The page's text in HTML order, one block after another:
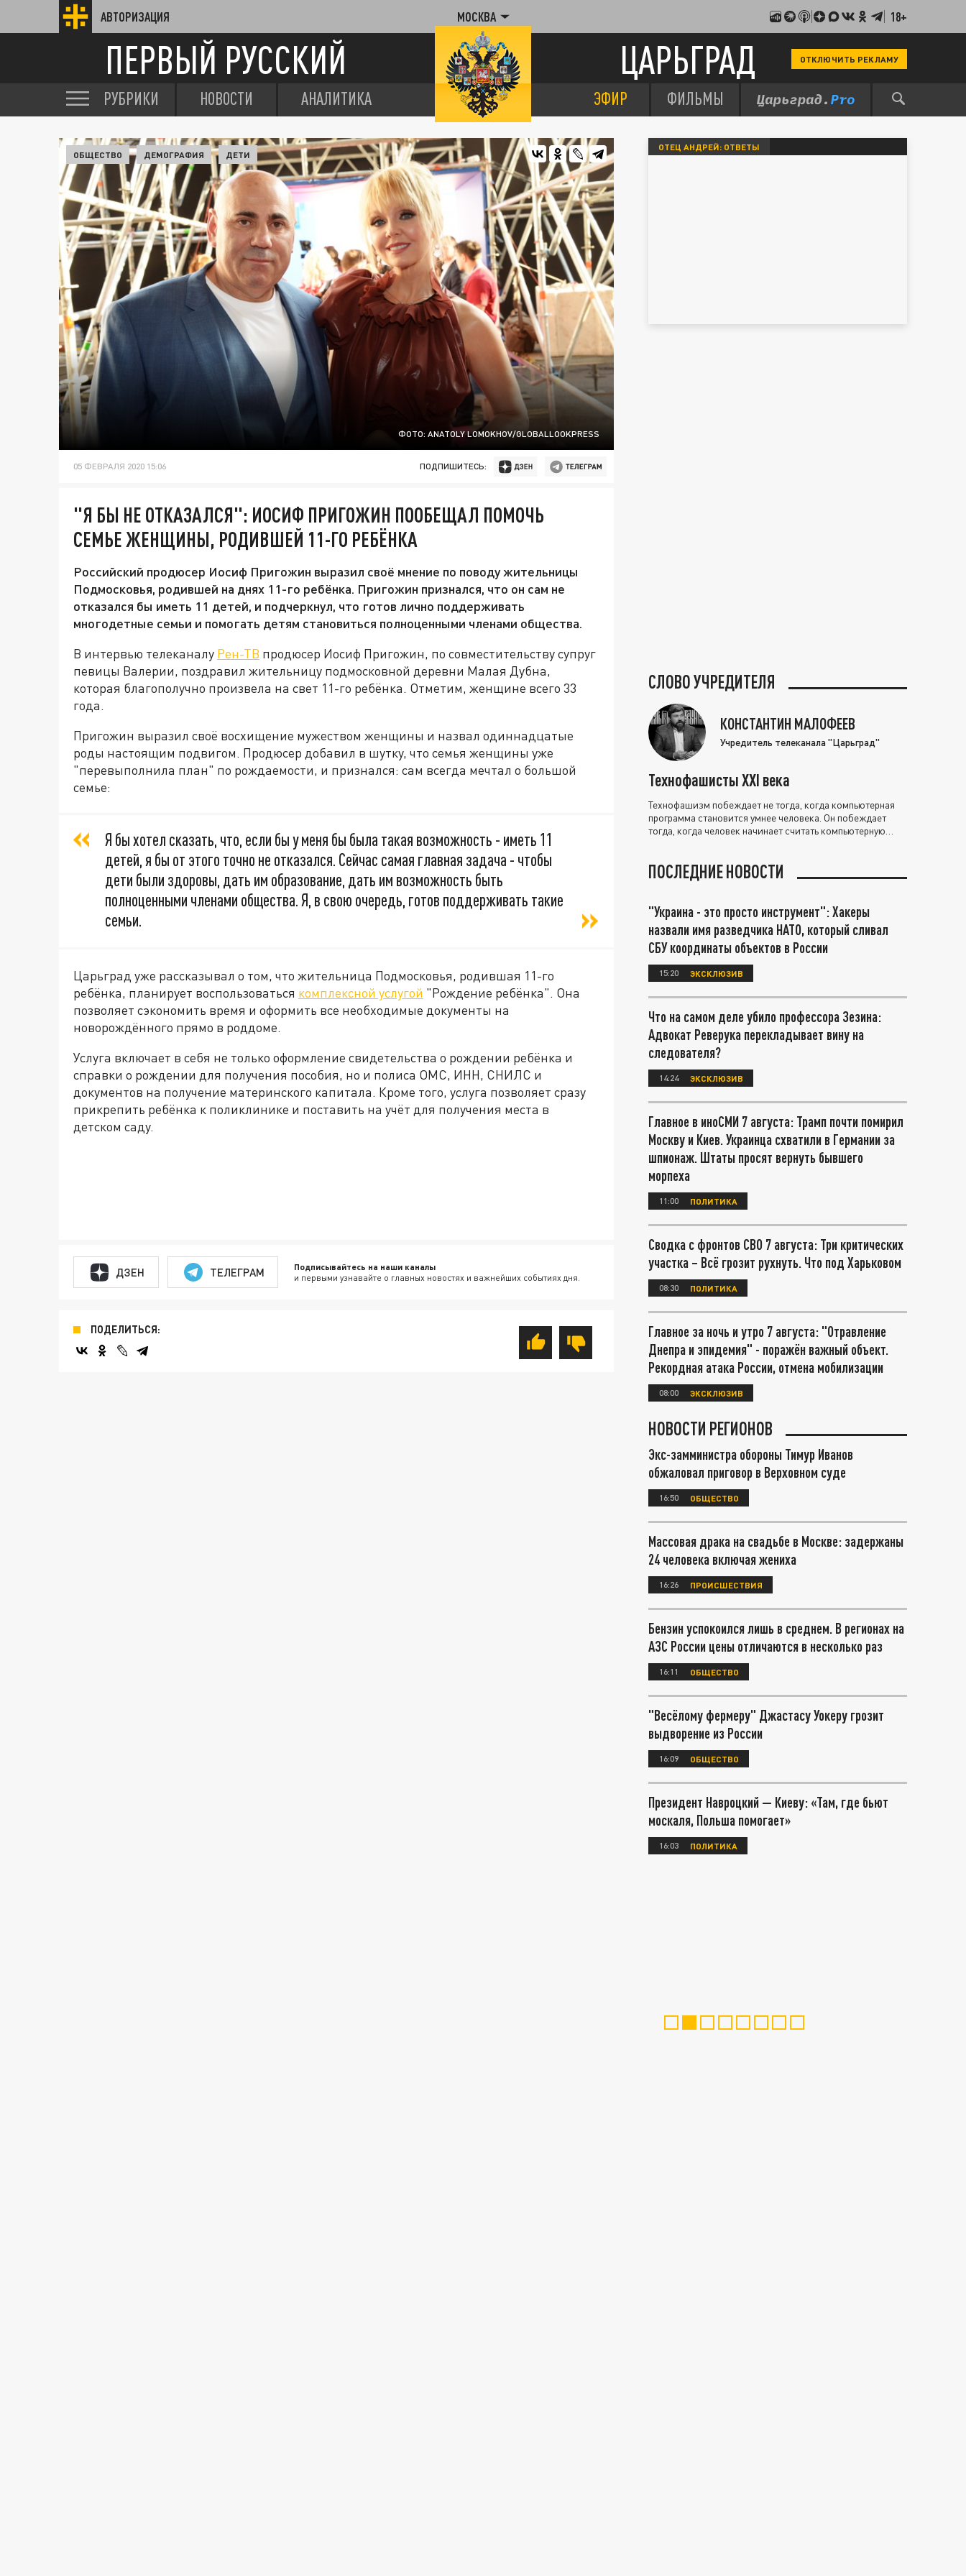
АВТОРИЗАЦИЯ МОСКВА 18+
ПЕРВЫЙ РУССКИЙ ЦАРЬГРАД ОТКЛЮЧИТЬ РЕКЛАМУ
РУБРИКИ НОВОСТИ АНАЛИТИКА ЭФИР ФИЛЬМЫ
ФОТО: ANATOLY LOMOKHOV/GLOBALLOOKPRESS
ОБЩЕСТВО ДЕМОГРАФИЯ ДЕТИ
05 ФЕВРАЛЯ 2020 15:06 ПОДПИШИТЕСЬ:
"Я БЫ НЕ ОТКАЗАЛСЯ": ИОСИФ ПРИГОЖИН ПООБЕЩАЛ ПОМОЧЬ
СЕМЬЕ ЖЕНЩИНЫ, РОДИВШЕЙ 11-ГО РЕБЁНКА
Российский продюсер Иосиф Пригожин выразил своё мнение по поводу жительницы
Подмосковья, родившей на днях 11-го ребёнка. Пригожин признался, что он сам не
отказался бы иметь 11 детей, и подчеркнул, что готов лично поддерживать
многодетные семьи и помогать детям становиться полноценными членами общества.
В интервью телеканалу Рен-ТВ продюсер Иосиф Пригожин, по совместительству супруг
певицы Валерии, поздравил жительницу подмосковной деревни Малая Дубна,
которая благополучно произвела на свет 11-го ребёнка. Отметим, женщине всего 33
года.
Пригожин выразил своё восхищение мужеством женщины и назвал одиннадцатые
роды настоящим подвигом. Продюсер добавил в шутку, что семья женщины уже
"перевыполнила план" по рождаемости, и признался: сам всегда мечтал о большой
семье:
Я бы хотел сказать, что, если бы у меня бы была такая возможность - иметь 11
детей, я бы от этого точно не отказался. Сейчас самая главная задача - чтобы
дети были здоровы, дать им образование, дать им возможность быть
полноценными членами общества. Я, в свою очередь, готов поддерживать такие
семьи.
Царьград уже рассказывал о том, что жительница Подмосковья, родившая 11-го
ребёнка, планирует воспользоваться комплексной услугой "Рождение ребёнка". Она
позволяет сэкономить время и оформить все необходимые документы на
новорождённого прямо в роддоме.
Услуга включает в себя не только оформление свидетельства о рождении ребёнка и
справки о рождении для получения пособия, но и полиса ОМС, ИНН, СНИЛС и
документов на получение материнского капитала. Кроме того, услуга позволяет сразу
прикрепить ребёнка к поликлинике и поставить на учёт для получения места в
детском саду.
ДЗЕН ТЕЛЕГРАМ Подписывайтесь на наши каналы
и первыми узнавайте о главных новостях и важнейших событиях дня.
ПОДЕЛИТЬСЯ:
ОТЕЦ АНДРЕЙ: ОТВЕТЫ
СЛОВО УЧРЕДИТЕЛЯ
КОНСТАНТИН МАЛОФЕЕВ
Учредитель телеканала "Царьград"
Технофашисты XXI века
Технофашизм побеждает не тогда, когда компьютерная
программа становится умнее человека. Он побеждает
тогда, когда человек начинает считать компьютерную
ПОСЛЕДНИЕ НОВОСТИ
"Украина - это просто инструмент": Хакеры
назвали имя разведчика НАТО, который сливал
СБУ координаты объектов в России
15:20 ЭКСКЛЮЗИВ
Что на самом деле убило профессора Зезина:
Адвокат Реверука перекладывает вину на
следователя?
14:24 ЭКСКЛЮЗИВ
Главное в иноСМИ 7 августа: Трамп почти помирил
Москву и Киев. Украинца схватили в Германии за
шпионаж. Штаты просят вернуть бывшего
морпеха
11:00 ПОЛИТИКА
Сводка с фронтов СВО 7 августа: Три критических
участка – Всё грозит рухнуть. Что под Харьковом
08:30 ПОЛИТИКА
Главное за ночь и утро 7 августа: "Отравление
Днепра и эпидемия" - поражён важный объект.
Рекордная атака России, отмена мобилизации
08:00 ЭКСКЛЮЗИВ
НОВОСТИ РЕГИОНОВ
Экс-замминистра обороны Тимур Иванов
обжаловал приговор в Верховном суде
16:50 ОБЩЕСТВО
Массовая драка на свадьбе в Москве: задержаны
24 человека включая жениха
16:26 ПРОИСШЕСТВИЯ
Бензин успокоился лишь в среднем. В регионах на
АЗС России цены отличаются в несколько раз
16:11 ОБЩЕСТВО
"Весёлому фермеру" Джастасу Уокеру грозит
выдворение из России
16:09 ОБЩЕСТВО
Президент Навроцкий — Киеву: «Там, где бьют
москаля, Польша помогает»
16:03 ПОЛИТИКА